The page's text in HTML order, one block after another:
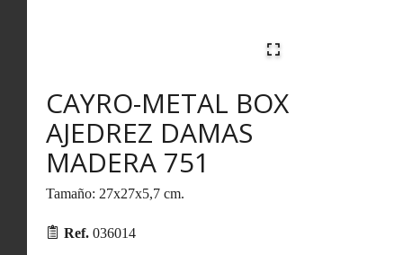
CAYRO-METAL BOX
AJEDREZ DAMAS
MADERA 751
Tamaño: 27x27x5,7 cm.
Ref. 036014